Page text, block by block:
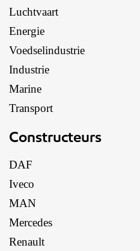
Luchtvaart
Energie
Voedselindustrie
Industrie
Marine
Transport
Constructeurs
DAF
Iveco
MAN
Mercedes
Renault